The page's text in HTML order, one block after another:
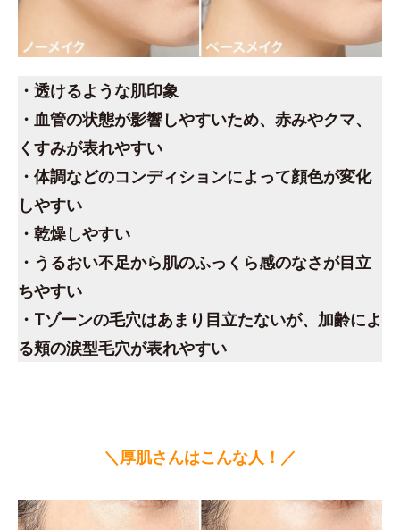
・透けるような肌印象
・血管の状態が影響しやすいため、赤みやクマ、
くすみが表れやすい
・体調などのコンディションによって顔色が変化
しやすい
・乾燥しやすい
・うるおい不足から肌のふっくら感のなさが目立
ちやすい
・Tゾーンの毛穴はあまり目立たないが、加齢によ
る頬の涙型毛穴が表れやすい
＼厚肌さんはこんな人！／